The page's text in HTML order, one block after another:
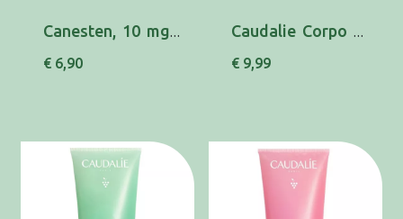
Canesten, 10 mg/g-20 g x 1 creme bisnaga
€ 6,90
Caudalie Corpo Gel Duche Fle Vigne 200ml
€ 9,99